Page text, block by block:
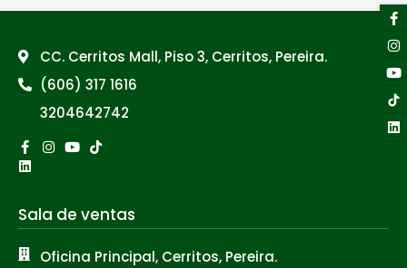
CC. Cerritos Mall, Piso 3, Cerritos, Pereira.
(606) 317 1616
3204642742
Facebook-
f
Instagram
Youtube
Tiktok
Linkedin
Sala de ventas
Oficina Principal, Cerritos, Pereira.
f